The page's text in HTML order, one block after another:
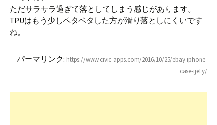
ただサラサラ過ぎて落としてしまう感じがあります。
TPUはもう少しペタペタした方が滑り落としにくいです
ね。
パーマリンク: https://www.civic-apps.com/2016/10/25/ebay-iphone-
case-ijelly/